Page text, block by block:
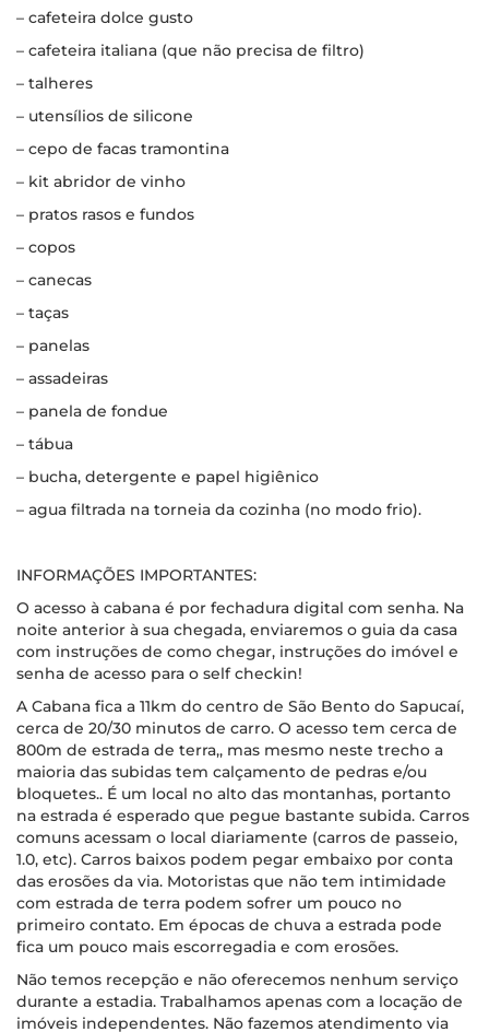
– cafeteira dolce gusto
– cafeteira italiana (que não precisa de filtro)
– talheres
– utensílios de silicone
– cepo de facas tramontina
– kit abridor de vinho
– pratos rasos e fundos
– copos
– canecas
– taças
– panelas
– assadeiras
– panela de fondue
– tábua
– bucha, detergente e papel higiênico
– agua filtrada na torneia da cozinha (no modo frio).
INFORMAÇÕES IMPORTANTES:
O acesso à cabana é por fechadura digital com senha. Na
noite anterior à sua chegada, enviaremos o guia da casa
com instruções de como chegar, instruções do imóvel e
senha de acesso para o self checkin!
A Cabana fica a 11km do centro de São Bento do Sapucaí,
cerca de 20/30 minutos de carro. O acesso tem cerca de
800m de estrada de terra,, mas mesmo neste trecho a
maioria das subidas tem calçamento de pedras e/ou
bloquetes.. É um local no alto das montanhas, portanto
na estrada é esperado que pegue bastante subida. Carros
comuns acessam o local diariamente (carros de passeio,
1.0, etc). Carros baixos podem pegar embaixo por conta
das erosões da via. Motoristas que não tem intimidade
com estrada de terra podem sofrer um pouco no
primeiro contato. Em épocas de chuva a estrada pode
fica um pouco mais escorregadia e com erosões.
Não temos recepção e não oferecemos nenhum serviço
durante a estadia. Trabalhamos apenas com a locação de
imóveis independentes. Não fazemos atendimento via